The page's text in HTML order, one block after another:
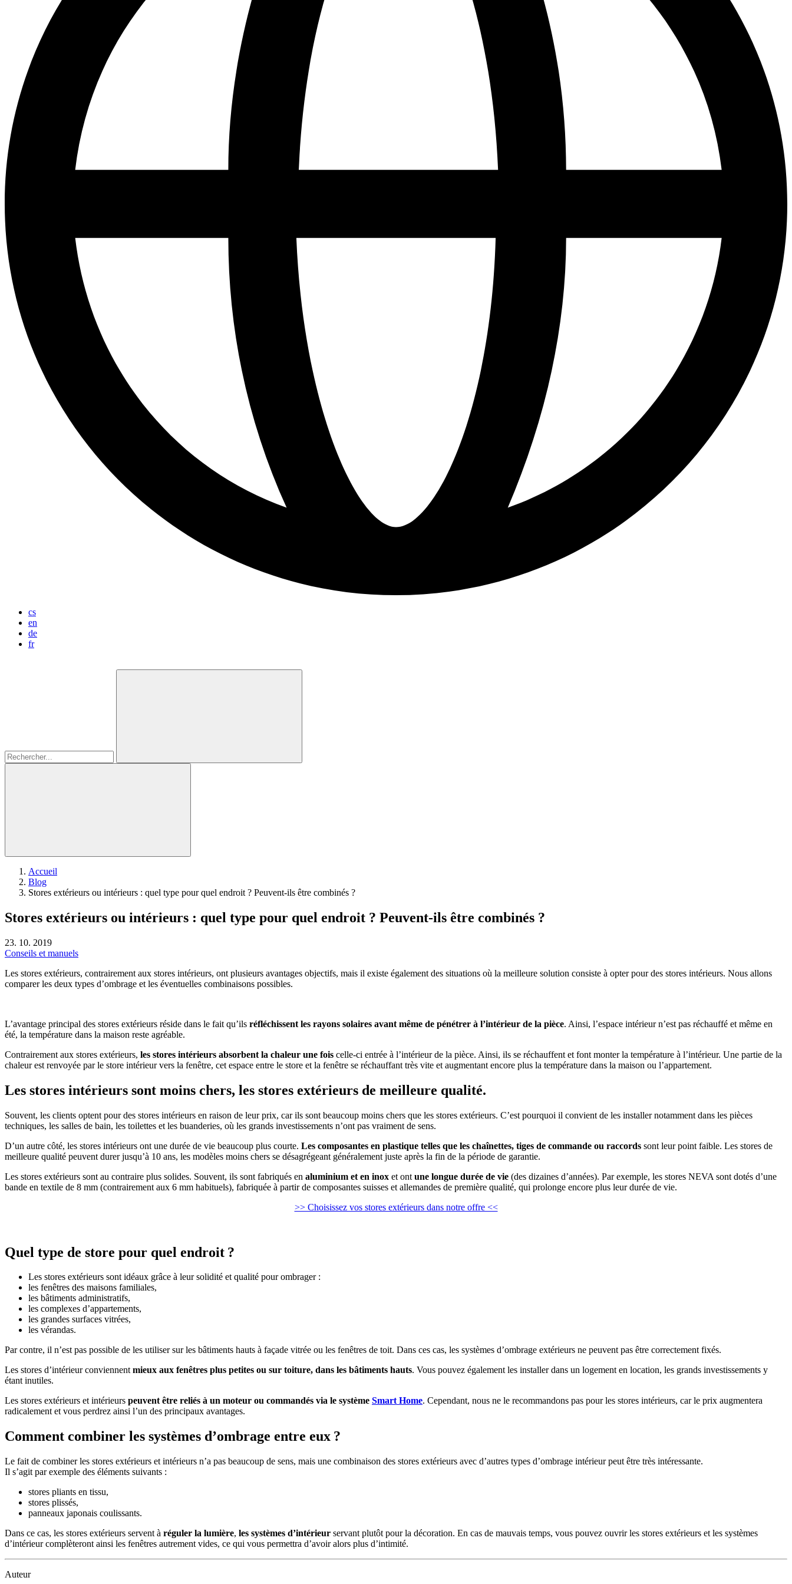
cs
en
de
fr
Accueil
Blog
Stores extérieurs ou intérieurs : quel type pour quel endroit ? Peuvent-ils être combinés ?
Stores extérieurs ou intérieurs : quel type pour quel endroit ? Peuvent-ils être combinés ?
23. 10. 2019
Conseils et manuels
Les stores extérieurs, contrairement aux stores intérieurs, ont plusieurs avantages objectifs, mais il existe également des situations où la meilleure solution consiste à opter pour des stores intérieurs. Nous allons
comparer les deux types d’ombrage et les éventuelles combinaisons possibles.
L’avantage principal des stores extérieurs réside dans le fait qu’ils réfléchissent les rayons solaires avant même de pénétrer à l’intérieur de la pièce. Ainsi, l’espace intérieur n’est pas réchauffé et même en
été, la température dans la maison reste agréable.
Contrairement aux stores extérieurs, les stores intérieurs absorbent la chaleur une fois celle-ci entrée à l’intérieur de la pièce. Ainsi, ils se réchauffent et font monter la température à l’intérieur. Une partie de la
chaleur est renvoyée par le store intérieur vers la fenêtre, cet espace entre le store et la fenêtre se réchauffant très vite et augmentant encore plus la température dans la maison ou l’appartement.
Les stores intérieurs sont moins chers, les stores extérieurs de meilleure qualité.
Souvent, les clients optent pour des stores intérieurs en raison de leur prix, car ils sont beaucoup moins chers que les stores extérieurs. C’est pourquoi il convient de les installer notamment dans les pièces
techniques, les salles de bain, les toilettes et les buanderies, où les grands investissements n’ont pas vraiment de sens.
D’un autre côté, les stores intérieurs ont une durée de vie beaucoup plus courte. Les composantes en plastique telles que les chaînettes, tiges de commande ou raccords sont leur point faible. Les stores de
meilleure qualité peuvent durer jusqu’à 10 ans, les modèles moins chers se désagrégeant généralement juste après la fin de la période de garantie.
Les stores extérieurs sont au contraire plus solides. Souvent, ils sont fabriqués en aluminium et en inox et ont une longue durée de vie (des dizaines d’années). Par exemple, les stores NEVA sont dotés d’une
bande en textile de 8 mm (contrairement aux 6 mm habituels), fabriquée à partir de composantes suisses et allemandes de première qualité, qui prolonge encore plus leur durée de vie.
>> Choisissez vos stores extérieurs dans notre offre <<
Quel type de store pour quel endroit ?
Les stores extérieurs sont idéaux grâce à leur solidité et qualité pour ombrager :
les fenêtres des maisons familiales,
les bâtiments administratifs,
les complexes d’appartements,
les grandes surfaces vitrées,
les vérandas.
Par contre, il n’est pas possible de les utiliser sur les bâtiments hauts à façade vitrée ou les fenêtres de toit. Dans ces cas, les systèmes d’ombrage extérieurs ne peuvent pas être correctement fixés.
Les stores d’intérieur conviennentmieux aux fenêtres plus petites ou sur toiture, dans les bâtiments hauts. Vous pouvez également les installer dans un logement en location, les grands investissements y
étant inutiles.
Les stores extérieurs et intérieurs peuvent être reliés à un moteur ou commandés via le système Smart Home. Cependant, nous ne le recommandons pas pour les stores intérieurs, car le prix augmentera
radicalement et vous perdrez ainsi l’un des principaux avantages.
Comment combiner les systèmes d’ombrage entre eux ?
Le fait de combiner les stores extérieurs et intérieurs n’a pas beaucoup de sens, mais une combinaison des stores extérieurs avec d’autres types d’ombrage intérieur peut être très intéressante.
Il s’agit par exemple des éléments suivants :
stores pliants en tissu,
stores plissés,
panneaux japonais coulissants.
Dans ce cas, les stores extérieurs servent à réguler la lumière, les systèmes d’intérieur servant plutôt pour la décoration. En cas de mauvais temps, vous pouvez ouvrir les stores extérieurs et les systèmes
d’intérieur complèteront ainsi les fenêtres autrement vides, ce qui vous permettra d’avoir alors plus d’intimité.
Auteur